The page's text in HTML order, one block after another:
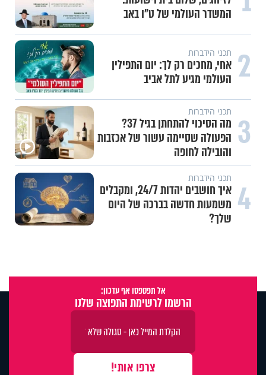
תכני ערוץ הידברות
חלום אדיר: מקבץ סגולות
עשייה והעצמה נשית
משיבת נפש: הגבול הדק שבין חוסר
תכני ערוץ הידברות
חלום אדיר: חלמתי על בית המקדש
הלכות - כללי
הלכה למעשה: להחזיר גזל אחרי
30 שנה
אל תפספסו אף עדכון:
הרשמו לרשימת התפוצה שלנו